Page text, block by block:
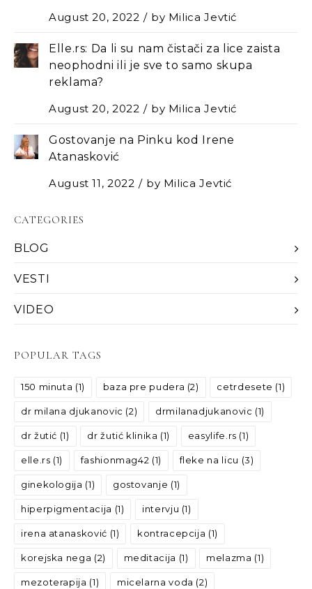
August 20, 2022 by Milica Jevtić
Elle.rs: Da li su nam čistači za lice zaista
neophodni ili je sve to samo skupa
reklama?
August 20, 2022
by Milica Jevtić
Gostovanje na Pinku kod Irene
Atanasković
August 11, 2022
by Milica Jevtić
CATEGORIES
BLOG
VESTI
VIDEO
POPULAR TAGS
150 minuta (1) baza pre pudera (2) cetrdesete (1)
dr milana djukanovic (2) drmilanadjukanovic (1)
dr žutić (1) dr žutić klinika (1) easylife.rs (1)
elle.rs (1) fashionmag42 (1) fleke na licu (3)
ginekologija (1) gostovanje (1)
hiperpigmentacija (1) intervju (1)
irena atanasković (1) kontracepcija (1)
korejska nega (2) meditacija (1) melazma (1)
mezoterapija (1) micelarna voda (2)